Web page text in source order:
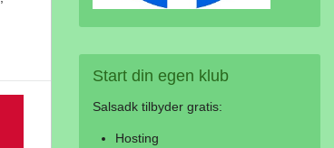
Start din egen klub
Salsadk tilbyder gratis:
Hosting